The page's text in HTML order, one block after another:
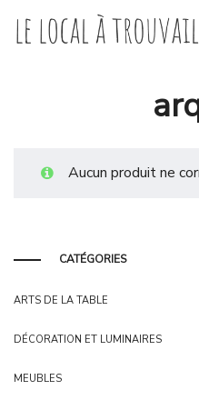
Aucun produit ne
CATÉGORIES
ARTS DE LA TABLE
DÉCORATION ET LUMINAIRES
MEUBLES